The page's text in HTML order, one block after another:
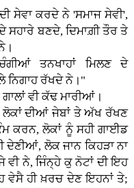
ਸੇਵਾ ਕਰਦੇ ਨੇ 'ਸਮਾਜ ਸੇਵੀ',
ਸਹਾਰੇ ਬਣਦੇ, ਦਿਮਾਗ਼ੀ ਤੌਰ ਤੇ
ਤਨਖਾਹਾਂ ਮਿਲਣ ਦੇ
ਨਿਗਾਹ ਰੱਖਦੇ ਨੇ।"
ਵੀ ਕੱਢ ਮਾਰੀਆਂ।
ਦੀਆਂ ਜੇਬਾਂ ਤੇ ਅੱਖ ਰੱਖਣ
ਕਰਨ, ਲੋਕਾਂ ਨੂੰ ਸਹੀ ਗਾਈਡ
ਦੇਣੀਆਂ, ਲੋਕ ਜਾਨ ਕਿਹੜਾ ਨਾ
ਨੇ, ਜਿੰਨ੍ਹੇ ਕੁ ਨੋਟਾਂ ਦੀ ਇਹ
ਹੀ ਖ਼ਰਚ ਦੇਣ ਇਹਨਾਂ ਤੇ;